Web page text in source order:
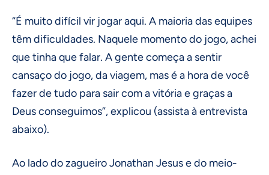
“É muito difícil vir jogar aqui. A maioria das equipes
têm dificuldades. Naquele momento do jogo, achei
que tinha que falar. A gente começa a sentir
cansaço do jogo, da viagem, mas é a hora de você
fazer de tudo para sair com a vitória e graças a
Deus conseguimos”, explicou (assista à entrevista
abaixo).
Ao lado do zagueiro Jonathan Jesus e do meio-